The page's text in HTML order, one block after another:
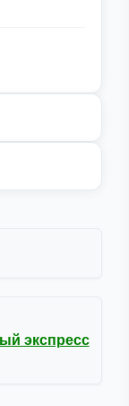
экспресс